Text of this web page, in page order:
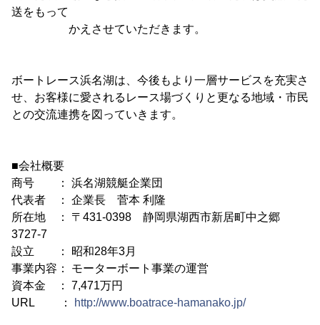
送をもって
かえさせていただきます。
ボートレース浜名湖は、今後もより一層サービスを充実さ
せ、お客様に愛されるレース場づくりと更なる地域・市民
との交流連携を図っていきます。
■会社概要
商号 ： 浜名湖競艇企業団
代表者 ： 企業長 菅本 利隆
所在地 ： 〒431-0398 静岡県湖西市新居町中之郷
3727-7
設立 ： 昭和28年3月
事業内容： モーターボート事業の運営
資本金 ： 7,471万円
URL ：
http://www.boatrace-hamanako.jp/